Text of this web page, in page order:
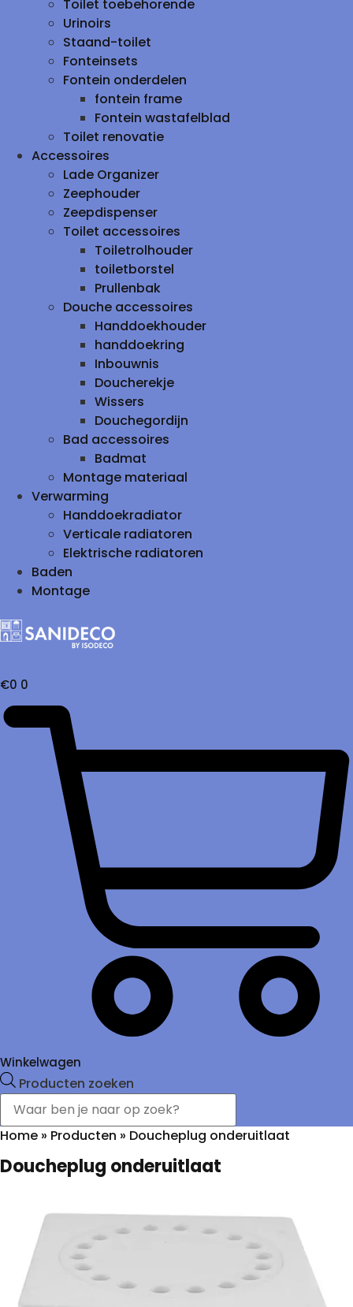
Toilet toebehorende
Urinoirs
Staand-toilet
Fonteinsets
Fontein onderdelen
fontein frame
Fontein wastafelblad
Toilet renovatie
Accessoires
Lade Organizer
Zeephouder
Zeepdispenser
Toilet accessoires
Toiletrolhouder
toiletborstel
Prullenbak
Douche accessoires
Handdoekhouder
handdoekring
Inbouwnis
Doucherekje
Wissers
Douchegordijn
Bad accessoires
Badmat
Montage materiaal
Verwarming
Handdoekradiator
Verticale radiatoren
Elektrische radiatoren
Baden
Montage
€0 0
Winkelwagen
Producten zoeken
Home » Producten » Doucheplug onderuitlaat
Doucheplug onderuitlaat